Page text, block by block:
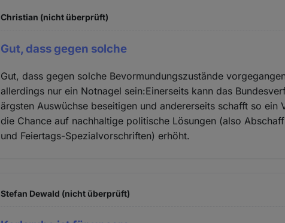
Christian (nicht überprüft)
Gut, dass gegen solche
Gut, dass gegen solche Bevormundungszustände
allerdings nur ein Notnagel sein:Einerseits kann das
ärgsten Auswüchse beseitigen und andererseits schafft so ein
die Chance auf nachhaltige politische Lösungen (also
und Feiertags-Spezialvorschriften) erhöht.
Stefan Dewald (nicht überprüft)